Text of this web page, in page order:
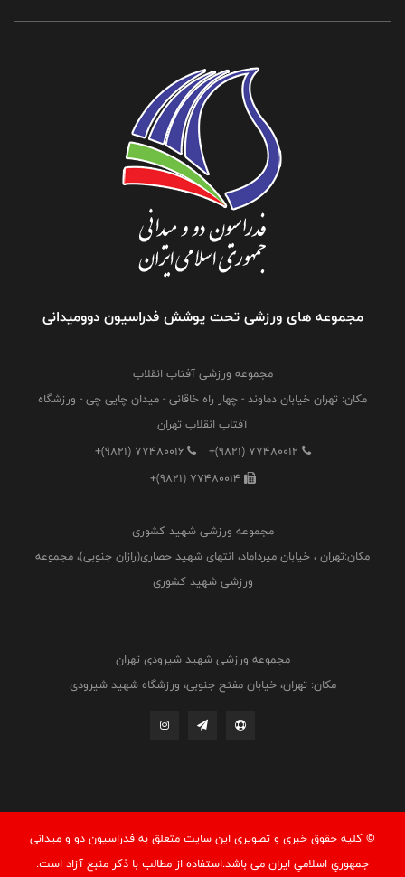
مجموعه های ورزشی تحت پوشش فدراسیون دوومیدانی
مجموعه ورزشی آفتاب انقلاب
مکان: تهران خیابان دماوند - چهار راه خاقانی - میدان چایی چی - ورزشگاه
آفتاب انقلاب تهران
+(9821) 77480012
+(9821) 77480016
+(9821) 77480014
مجموعه ورزشی شهید کشوری
مکان:تهران ، خیابان میرداماد، انتهای شهید حصاری(رازان جنوبی)، مجموعه
ورزشی شهید کشوری
مجموعه ورزشی شهید شیرودی تهران
مکان: تهران، خیابان مفتح جنوبی، ورزشگاه شهید شیرودی
© کليه حقوق خبری و تصويری اين سايت متعلق به فدراسيون دو و میدانی
جمهوري اسلامي ايران می باشد.استفاده از مطالب با ذكر منبع آزاد است.